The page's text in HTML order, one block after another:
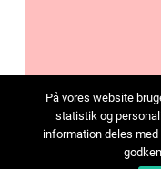
På vores website
statistik og
information deles